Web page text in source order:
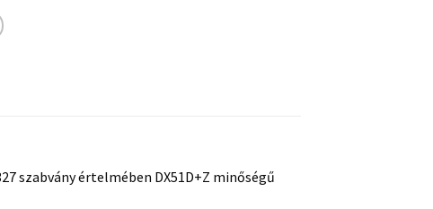
szabvány értelmében DX51D+Z minőségű